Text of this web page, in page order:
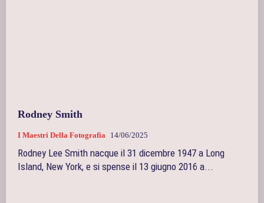
Rodney Smith
I Maestri Della Fotografia 14/06/2025
Rodney Lee Smith nacque il 31 dicembre 1947 a Long
Island, New York, e si spense il 13 giugno 2016 a...